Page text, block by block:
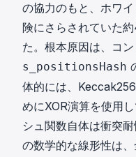
の協力のもと、ホワ
険にさらされていた
た。根本原因は、コ
s_positionsHash
体的には、
めにXOR演算を使用
シュ関数自体は衝突
の数学的な線形性は